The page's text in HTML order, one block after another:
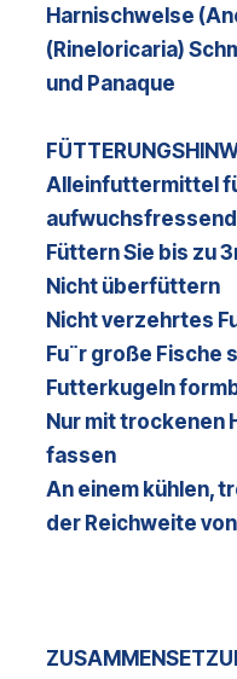
Harnischwelse
(Rineloricaria)
und Panaque
Alleinfuttermittel
Füttern Sie bis zu
Nicht überfüttern
Nicht verzehrtes
Fu¨r große Fische
Futterkugeln
Nur mit trockenen
fassen
An einem kühlen,
der Reichweite